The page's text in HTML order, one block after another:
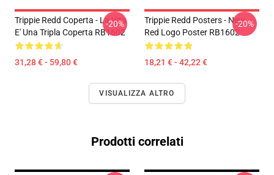
Trippie Redd Coperta - La Vita
E' Una Tripla Coperta RB1602
31,28 € - 59,80 €
-20%
Trippie Redd Posters - New
Red Logo Poster RB1602
18,21 € - 42,22 €
-20%
VISUALIZZA ALTRO
Prodotti correlati